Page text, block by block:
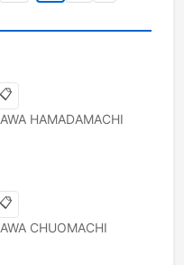
📋
HAMADAMACHI
📋
CHUOMACHI